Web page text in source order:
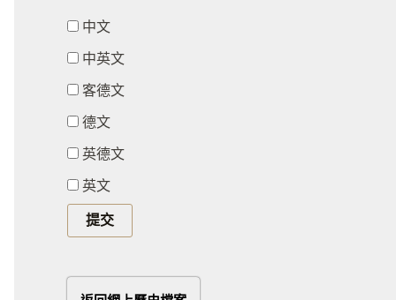
中文
中英文
客德文
德文
英德文
英文